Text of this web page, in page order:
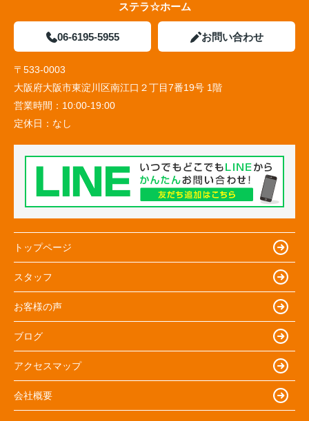
ステラ☆ホーム
06-6195-5955 お問い合わせ
〒533-0003
大阪府大阪市東淀川区南江口２丁目7番19号 1階
営業時間： 10:00-19:00
定休日： なし
トップページ
スタッフ
お客様の声
ブログ
アクセスマップ
会社概要